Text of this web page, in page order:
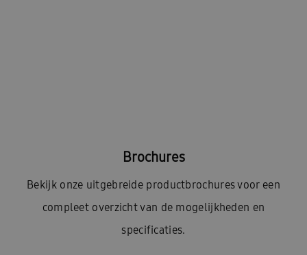
Brochures
Bekijk onze uitgebreide productbrochures voor een
compleet overzicht van de mogelijkheden en
specificaties.